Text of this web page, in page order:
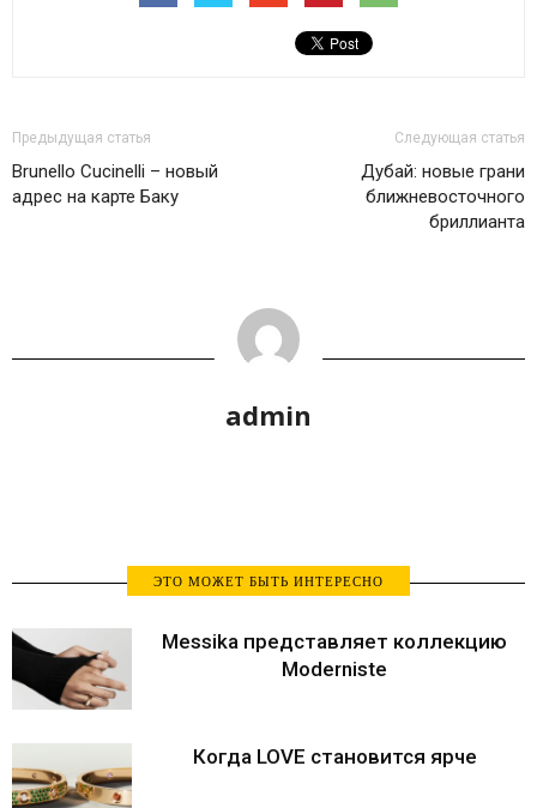
Предыдущая статья
Brunello Cucinelli – новый
адрес на карте Баку
Следующая статья
Дубай: новые грани
ближневосточного
бриллианта
admin
ЭТО МОЖЕТ БЫТЬ ИНТЕРЕСНО
Messika представляет коллекцию
Moderniste
Когда LOVE становится ярче